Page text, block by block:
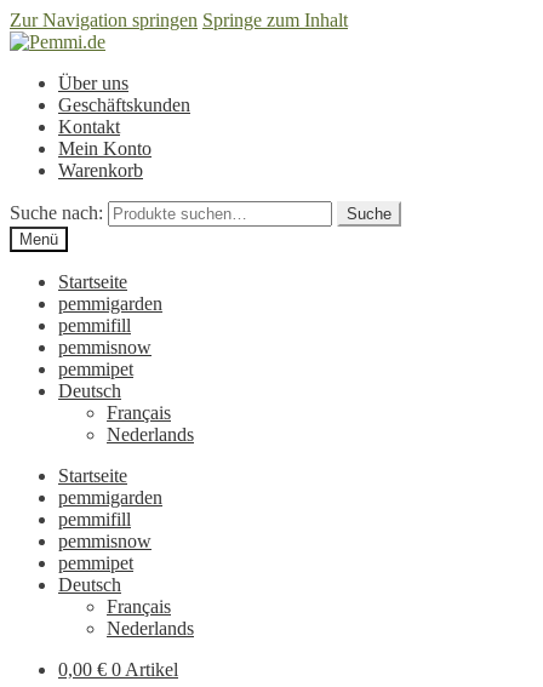
Zur Navigation springen Springe zum Inhalt
Über uns
Geschäftskunden
Kontakt
Mein Konto
Warenkorb
Suche nach:
Suche
Menü
Startseite
pemmigarden
pemmifill
pemmisnow
pemmipet
Deutsch
Français
Nederlands
Startseite
pemmigarden
pemmifill
pemmisnow
pemmipet
Deutsch
Français
Nederlands
0,00 € 0 Artikel